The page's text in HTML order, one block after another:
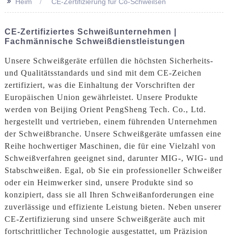
CE-Zertifiziertes Schweißunternehmen |
Fachmännische Schweißdienstleistungen
Unsere Schweißgeräte erfüllen die höchsten Sicherheits-
und Qualitätsstandards und sind mit dem CE-Zeichen
zertifiziert, was die Einhaltung der Vorschriften der
Europäischen Union gewährleistet. Unsere Produkte
werden von Beijing Orient PengSheng Tech. Co., Ltd.
hergestellt und vertrieben, einem führenden Unternehmen
der Schweißbranche. Unsere Schweißgeräte umfassen eine
Reihe hochwertiger Maschinen, die für eine Vielzahl von
Schweißverfahren geeignet sind, darunter MIG-, WIG- und
Stabschweißen. Egal, ob Sie ein professioneller Schweißer
oder ein Heimwerker sind, unsere Produkte sind so
konzipiert, dass sie all Ihren Schweißanforderungen eine
zuverlässige und effiziente Leistung bieten. Neben unserer
CE-Zertifizierung sind unsere Schweißgeräte auch mit
fortschrittlicher Technologie ausgestattet, um Präzision